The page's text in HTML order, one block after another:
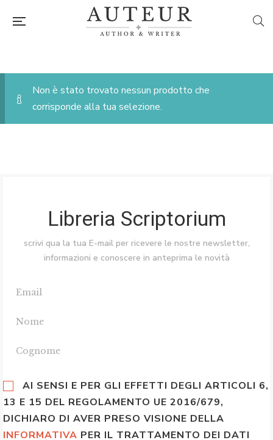
Non è stato trovato nessun prodotto che
corrisponde alla tua selezione.
Libreria Scriptorium
scrivi qua la tua E-mail per ricevere le nostre newsletter,
informazioni e conoscere in anteprima le novità
AI SENSI E PER GLI EFFETTI DEGLI ARTICOLI 6,
13 E 15 DEL REGOLAMENTO UE 2016/679,
DICHIARO DI AVER PRESO VISIONE DELLA
INFORMATIVA PER IL TRATTAMENTO DEI DATI